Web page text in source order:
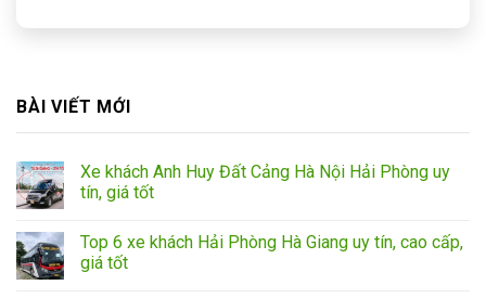
BÀI VIẾT MỚI
Xe khách Anh Huy Đất Cảng Hà Nội Hải Phòng uy
tín, giá tốt
Top 6 xe khách Hải Phòng Hà Giang uy tín, cao cấp,
giá tốt